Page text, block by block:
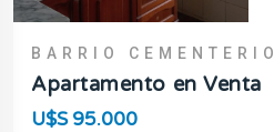
BARRIO CEMENTERIO
Apartamento en Venta
U$S 95.000